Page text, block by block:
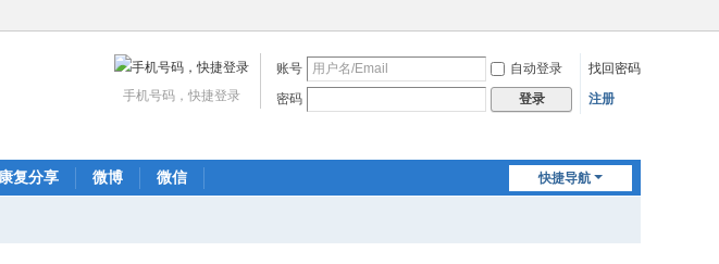
账号 自动登录
找回密码
密码
登录 注册
手机号码，快捷登录
快捷导航
康复分享 微博 微信